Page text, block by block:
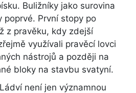
Buližníky jako surovina
poprvé. První stopy po
z pravěku, kdy zdejší
využívali pravěcí lovci
nástrojů a později na
bloky na stavbu svatyní.
není jen významnou